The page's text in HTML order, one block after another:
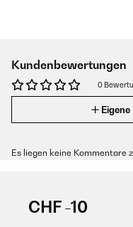
Kundenbewertungen
0
Es liegen keine Kommentare
CHF -10